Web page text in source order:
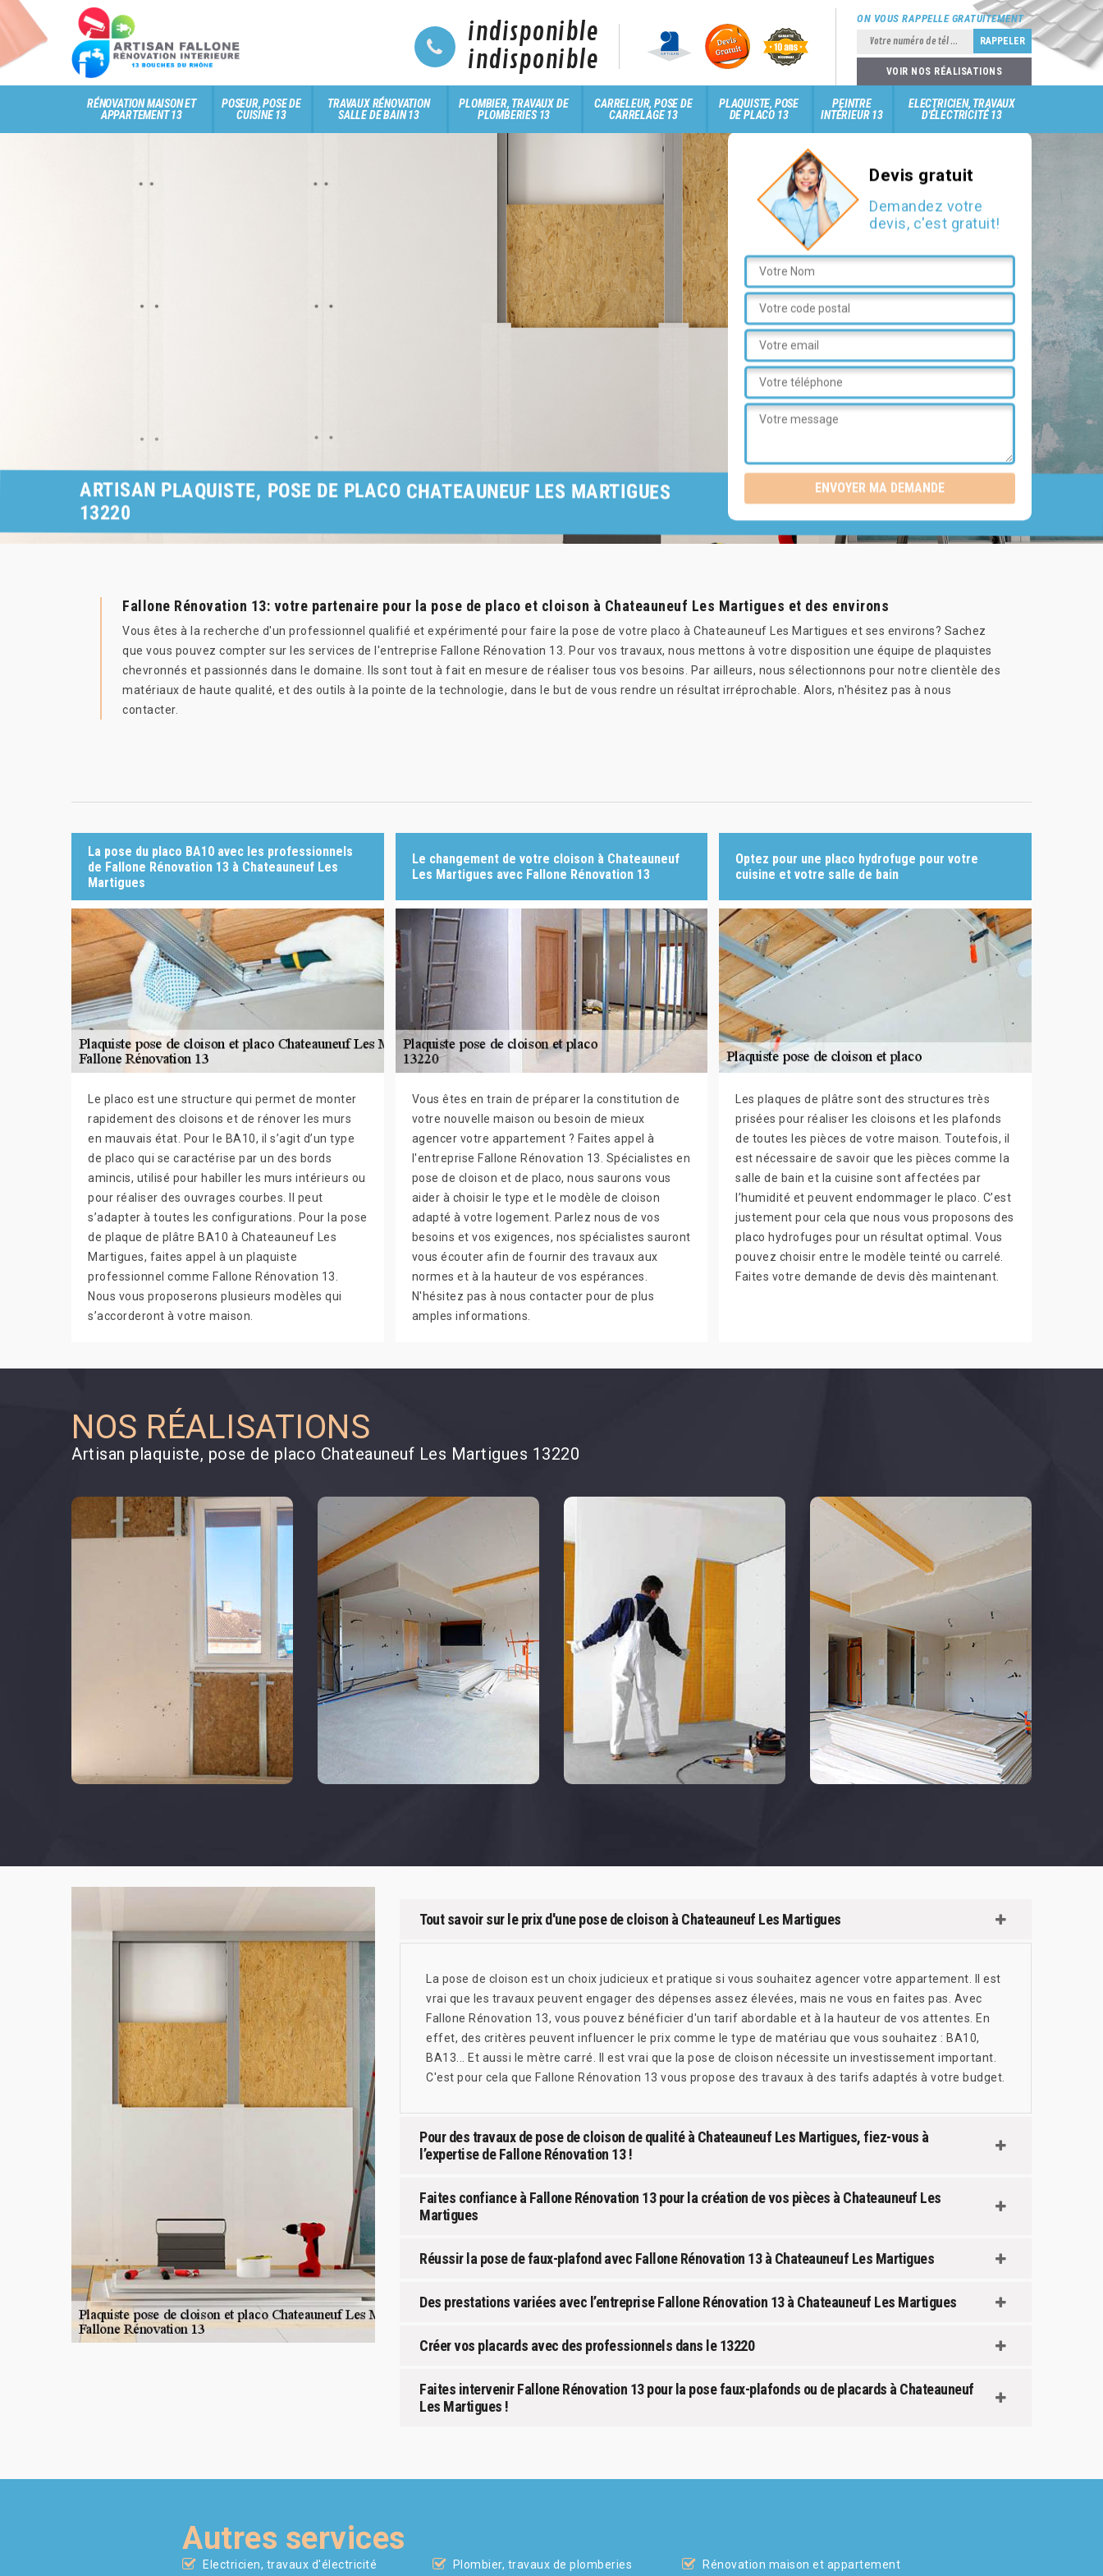
indisponible
indisponible
ON VOUS RAPPELLE GRATUITEMENT
VOIR NOS RÉALISATIONS
RÉNOVATION MAISON ET
APPARTEMENT 13
POSEUR, POSE DE
CUISINE 13
TRAVAUX RÉNOVATION
SALLE DE BAIN 13
PLOMBIER, TRAVAUX DE
PLOMBERIES 13
CARRELEUR, POSE DE
CARRELAGE 13
PLAQUISTE, POSE
DE PLACO 13
PEINTRE
INTÉRIEUR 13
ELECTRICIEN, TRAVAUX
D'ÉLECTRICITÉ 13
Devis gratuit
Demandez votre
devis, c'est gratuit!
ARTISAN PLAQUISTE, POSE DE PLACO CHATEAUNEUF LES MARTIGUES
13220
Fallone Rénovation 13: votre partenaire pour la pose de placo et cloison à Chateauneuf Les Martigues et des environs
Vous êtes à la recherche d'un professionnel qualifié et expérimenté pour faire la pose de votre placo à Chateauneuf Les Martigues et ses environs? Sachez
que vous pouvez compter sur les services de l'entreprise Fallone Rénovation 13. Pour vos travaux, nous mettons à votre disposition une équipe de plaquistes
chevronnés et passionnés dans le domaine. Ils sont tout à fait en mesure de réaliser tous vos besoins. Par ailleurs, nous sélectionnons pour notre clientèle des
matériaux de haute qualité, et des outils à la pointe de la technologie, dans le but de vous rendre un résultat irréprochable. Alors, n'hésitez pas à nous
contacter.
La pose du placo BA10 avec les professionnels
de Fallone Rénovation 13 à Chateauneuf Les
Martigues
Le placo est une structure qui permet de monter
rapidement des cloisons et de rénover les murs
en mauvais état. Pour le BA10, il s’agit d’un type
de placo qui se caractérise par un des bords
amincis, utilisé pour habiller les murs intérieurs ou
pour réaliser des ouvrages courbes. Il peut
s’adapter à toutes les configurations. Pour la pose
de plaque de plâtre BA10 à Chateauneuf Les
Martigues, faites appel à un plaquiste
professionnel comme Fallone Rénovation 13.
Nous vous proposerons plusieurs modèles qui
s’accorderont à votre maison.
Le changement de votre cloison à Chateauneuf
Les Martigues avec Fallone Rénovation 13
Vous êtes en train de préparer la constitution de
votre nouvelle maison ou besoin de mieux
agencer votre appartement ? Faites appel à
l'entreprise Fallone Rénovation 13. Spécialistes en
pose de cloison et de placo, nous saurons vous
aider à choisir le type et le modèle de cloison
adapté à votre logement. Parlez nous de vos
besoins et vos exigences, nos spécialistes sauront
vous écouter afin de fournir des travaux aux
normes et à la hauteur de vos espérances.
N'hésitez pas à nous contacter pour de plus
amples informations.
Optez pour une placo hydrofuge pour votre
cuisine et votre salle de bain
Les plaques de plâtre sont des structures très
prisées pour réaliser les cloisons et les plafonds
de toutes les pièces de votre maison. Toutefois, il
est nécessaire de savoir que les pièces comme la
salle de bain et la cuisine sont affectées par
l’humidité et peuvent endommager le placo. C’est
justement pour cela que nous vous proposons des
placo hydrofuges pour un résultat optimal. Vous
pouvez choisir entre le modèle teinté ou carrelé.
Faites votre demande de devis dès maintenant.
NOS RÉALISATIONS
Artisan plaquiste, pose de placo Chateauneuf Les Martigues 13220
Tout savoir sur le prix d'une pose de cloison à Chateauneuf Les Martigues
La pose de cloison est un choix judicieux et pratique si vous souhaitez agencer votre appartement. Il est
vrai que les travaux peuvent engager des dépenses assez élevées, mais ne vous en faites pas. Avec
Fallone Rénovation 13, vous pouvez bénéficier d'un tarif abordable et à la hauteur de vos attentes. En
effet, des critères peuvent influencer le prix comme le type de matériau que vous souhaitez : BA10,
BA13... Et aussi le mètre carré. Il est vrai que la pose de cloison nécessite un investissement important.
C'est pour cela que Fallone Rénovation 13 vous propose des travaux à des tarifs adaptés à votre budget.
Pour des travaux de pose de cloison de qualité à Chateauneuf Les Martigues, fiez-vous à
l’expertise de Fallone Rénovation 13 !
Faites confiance à Fallone Rénovation 13 pour la création de vos pièces à Chateauneuf Les
Martigues
Réussir la pose de faux-plafond avec Fallone Rénovation 13 à Chateauneuf Les Martigues
Des prestations variées avec l’entreprise Fallone Rénovation 13 à Chateauneuf Les Martigues
Créer vos placards avec des professionnels dans le 13220
Faites intervenir Fallone Rénovation 13 pour la pose faux-plafonds ou de placards à Chateauneuf
Les Martigues !
Autres services
Electricien, travaux d'électricité Plombier, travaux de plomberies Rénovation maison et appartement